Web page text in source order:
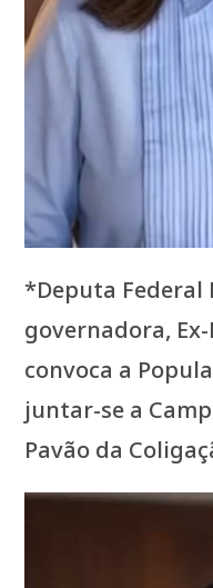
*Deputa Federal
governadora,
convoca a
juntar-se a
Pavão da